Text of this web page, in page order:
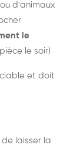
ou d'animaux
le
le soir)
et doit
laisser la